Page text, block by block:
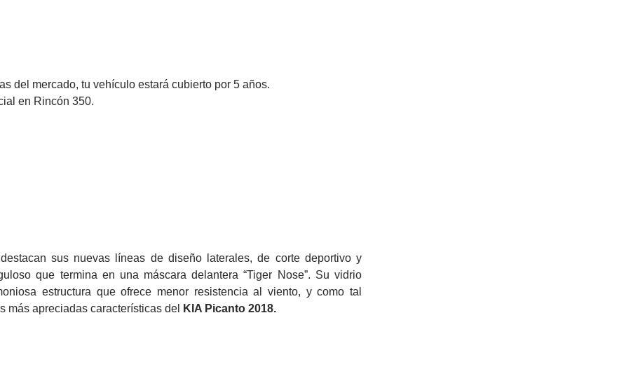
del mercado, tu vehículo estará cubierto por 5 años.
en Rincón 350.
destacan sus nuevas líneas de diseño laterales, de corte deportivo y
que termina en una máscara delantera “Tiger Nose”. Su vidrio
estructura que ofrece menor resistencia al viento, y como tal
más apreciadas características del
KIA Picanto 2018.